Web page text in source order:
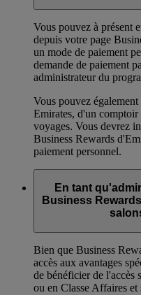
Vous pouvez à présent
depuis votre page
un mode de paiement
demande de paiement
administrateur du
Vous pouvez
Emirates, d'un
voyages. Vous devrez
Business Rewards
paiement personnel.
En tant
Business
Bien que Business
accès aux avantages
de bénéficier de l'accès
ou en Classe Affaires et